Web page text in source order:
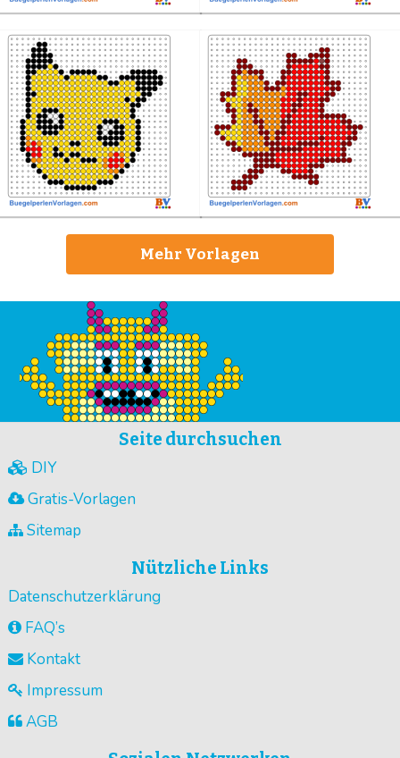
Mehr Vorlagen
Seite durchsuchen
DIY
Gratis-Vorlagen
Sitemap
Nützliche Links
Datenschutzerklärung
FAQ’s
Kontakt
Impressum
AGB